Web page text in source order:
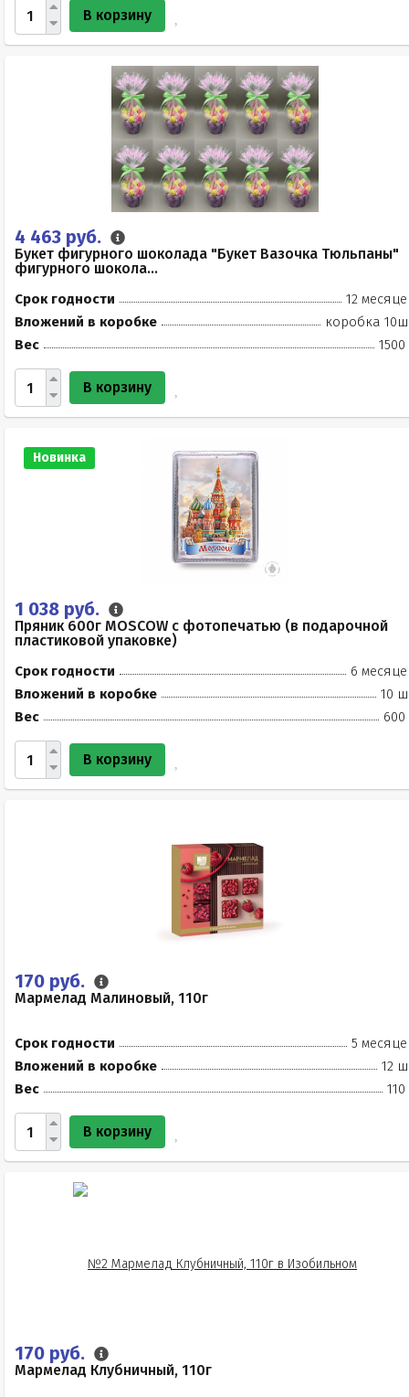
В корзину
4 463 руб.
Букет фигурного шоколада "Букет Вазочка Тюльпаны"
фигурного шокола...
Срок годности
12
Вложений в коробке
коробка
Вес
1500
В корзину
Новинка
1 038 руб.
Пряник 600г MOSCOW с фотопечатью (в подарочной
пластиковой упаковке)
Срок годности
6
Вложений в коробке
10
Вес
600
В корзину
170 руб.
Мармелад Малиновый, 110г
Срок годности
5
Вложений в коробке
12
Вес
110
В корзину
170 руб.
Мармелад Клубничный, 110г